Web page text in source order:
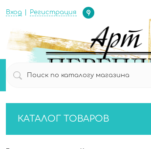
Вход Регистрация
Определение
КАТАЛОГ ТОВАРОВ